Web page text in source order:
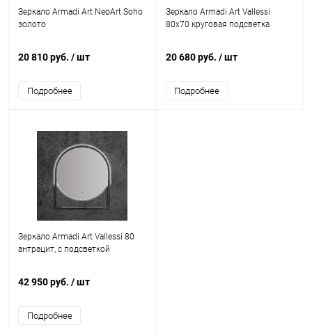
Зеркало Armadi Art NeoArt Soho
золото
20 810 руб. / шт
Подробнее
Зеркало Armadi Art Vallessi
80x70 круговая подсветка
20 680 руб. / шт
Подробнее
Зеркало Armadi Art Vallessi 80
антрацит, с подсветкой
42 950 руб. / шт
Подробнее